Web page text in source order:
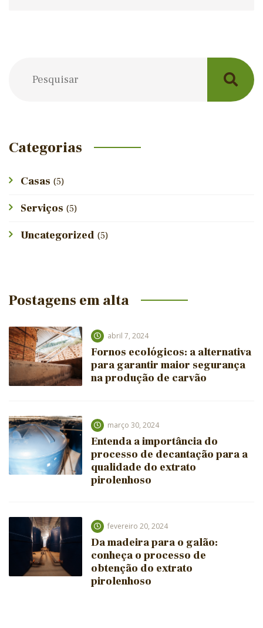
Categorias
Casas (5)
Serviços (5)
Uncategorized (5)
Postagens em alta
abril 7, 2024
Fornos ecológicos: a alternativa
para garantir maior segurança
na produção de carvão
março 30, 2024
Entenda a importância do
processo de decantação para a
qualidade do extrato
pirolenhoso
fevereiro 20, 2024
Da madeira para o galão:
conheça o processo de
obtenção do extrato
pirolenhoso